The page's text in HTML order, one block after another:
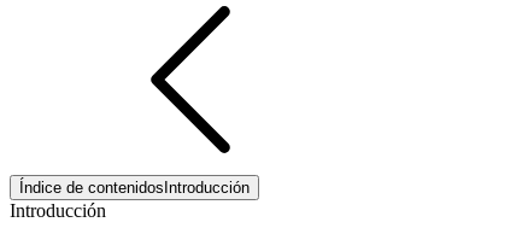
Índice de contenidos Introducción
Introducción